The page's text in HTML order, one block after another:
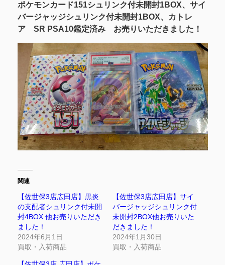
ポケモンカード151シュリンク付未開封1BOX、サイ
バージャッジシュリンク付未開封1BOX、カトレ
ア SR PSA10鑑定済み お売りいただきました！
関連
【佐世保3店広田店】黒炎
の支配者シュリンク付未開
封4BOX 他お売りいただき
ました！
2024年6月1日
買取・入荷商品
【佐世保3店広田店】サイ
バージャッジシュリンク付
未開封2BOX他お売りいた
だきました！
2024年1月30日
買取・入荷商品